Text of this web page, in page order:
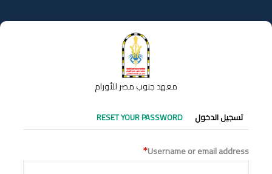
إلى
المحتوى
معهد جنوب مصر للأورام
التبويبات
الأساسية
تسجيل الدخول RESET YOUR PASSWORD
Username or email address